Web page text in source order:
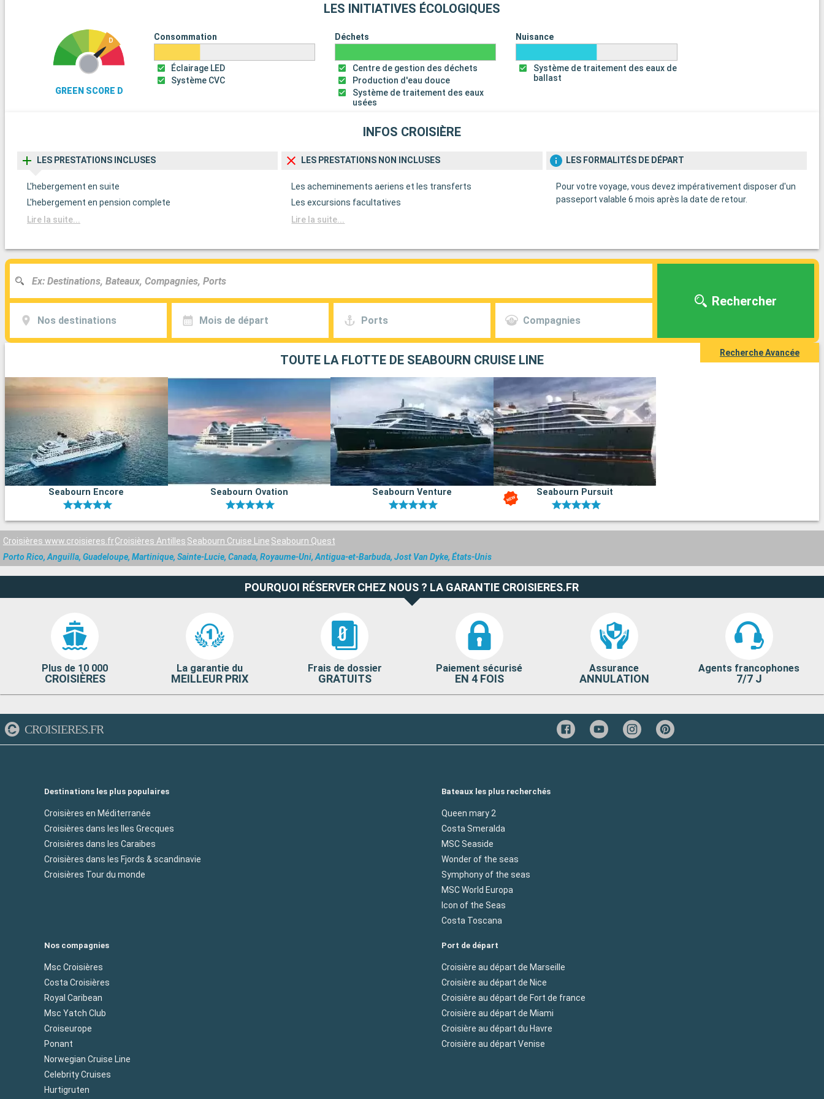
LES INITIATIVES ÉCOLOGIQUES
GREEN SCORE D
Consommation
Éclairage LED
Système CVC
Déchets
Centre de gestion des déchets
Production d'eau douce
Système de traitement des eaux
usées
Nuisance
Système de traitement des eaux de
ballast
INFOS CROISIÈRE
LES PRESTATIONS INCLUSES
L'hebergement en suite
L'hebergement en pension complete
Lire la suite...
LES PRESTATIONS NON INCLUSES
Les acheminements aeriens et les transferts
Les excursions facultatives
Lire la suite...
LES FORMALITÉS DE DÉPART
Pour votre voyage, vous devez impérativement disposer d'un
passeport valable 6 mois après la date de retour.
Nos destinations Mois de départ Ports Compagnies
Rechercher
Recherche Avancée
TOUTE LA FLOTTE DE SEABOURN CRUISE LINE
Seabourn Encore Seabourn Ovation Seabourn Venture Seabourn Pursuit
Croisières www.croisieres.frCroisières Antilles Seabourn Cruise Line Seabourn Quest
Porto Rico, Anguilla, Guadeloupe, Martinique, Sainte-Lucie, Canada, Royaume-Uni, Antigua-et-Barbuda, Jost Van Dyke, États-Unis
POURQUOI RÉSERVER CHEZ NOUS ? LA GARANTIE CROISIERES.FR
Plus de 10 000
CROISIÈRES
La garantie du
MEILLEUR PRIX
Frais de dossier
GRATUITS
Paiement sécurisé
EN 4 FOIS
Assurance
ANNULATION
Agents francophones
7/7 J
CROISIERES.FR
Destinations les plus populaires
Croisières en Méditerranée
Croisières dans les Iles Grecques
Croisières dans les Caraibes
Croisières dans les Fjords & scandinavie
Croisières Tour du monde
Bateaux les plus recherchés
Queen mary 2
Costa Smeralda
MSC Seaside
Wonder of the seas
Symphony of the seas
MSC World Europa
Icon of the Seas
Costa Toscana
Nos compagnies
Msc Croisières
Costa Croisières
Royal Caribean
Msc Yatch Club
Croiseurope
Ponant
Norwegian Cruise Line
Celebrity Cruises
Hurtigruten
Port de départ
Croisière au départ de Marseille
Croisière au départ de Nice
Croisière au départ de Fort de france
Croisière au départ de Miami
Croisière au départ du Havre
Croisière au départ Venise